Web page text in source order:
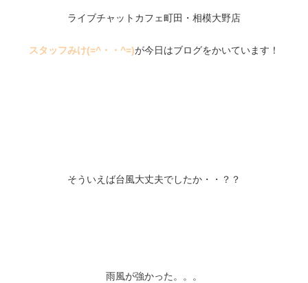
ライブチャットカフェ町田・相模大野店
スタッフみけ(=^・・^=)が今日はブログをかいています！
そういえば台風大丈夫でしたか・・？？
雨風が強かった。。。